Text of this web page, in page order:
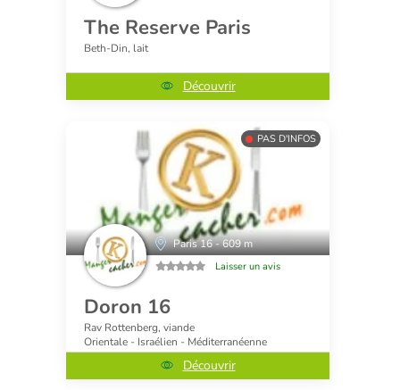
The Reserve Paris
Beth-Din, lait
Découvrir
PAS D'INFOS
Paris 16 - 609 m
Laisser un avis
Doron 16
Rav Rottenberg, viande
Orientale - Israélien - Méditerranéenne
Découvrir